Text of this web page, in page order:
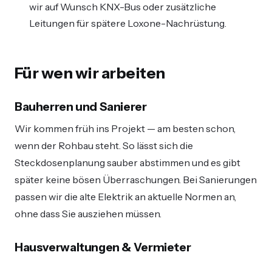
wir auf Wunsch KNX-Bus oder zusätzliche
Leitungen für spätere Loxone-Nachrüstung.
Für wen wir arbeiten
Bauherren und Sanierer
Wir kommen früh ins Projekt — am besten schon,
wenn der Rohbau steht. So lässt sich die
Steckdosenplanung sauber abstimmen und es gibt
später keine bösen Überraschungen. Bei Sanierungen
passen wir die alte Elektrik an aktuelle Normen an,
ohne dass Sie ausziehen müssen.
Hausverwaltungen & Vermieter